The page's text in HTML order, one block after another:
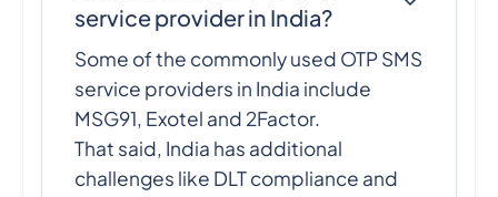
service provider in India?
Some of the commonly used OTP SMS
service providers in India include
MSG91, Exotel and 2Factor.
That said, India has additional
challenges like DLT compliance and